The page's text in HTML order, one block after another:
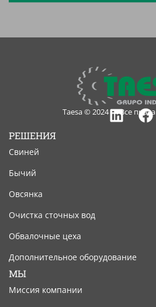
Taesa © 2024 — Все
РЕШЕНИЯ
Свиней
Бычий
Овсянка
Очистка сточных вод
Обвалочные цеха
Дополнительное оборудование
МЫ
Миссия компании